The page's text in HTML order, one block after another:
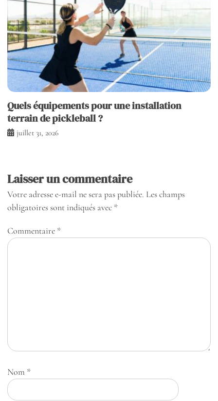
Quels équipements pour une installation
terrain de pickleball ?
juillet 31, 2026
Laisser un commentaire
Votre adresse e-mail ne sera pas publiée. Les champs
obligatoires sont indiqués avec *
Commentaire *
Nom *